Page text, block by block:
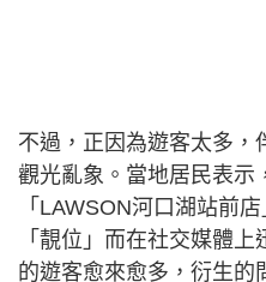
不過，正因為遊客太多，
觀光亂象。當地居民表示
「LAWSON河口湖站前
「靚位」而在社交媒體上
的遊客愈來愈多，衍生的